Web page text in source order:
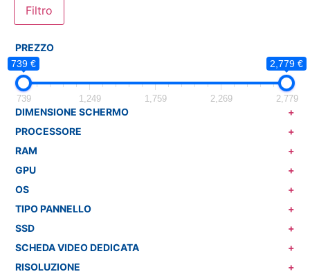
Filtro
PREZZO
739 € 2,779 €
739 1,249 1,759 2,269 2,779
DIMENSIONE SCHERMO
+
PROCESSORE
+
RAM
+
GPU
+
OS
+
TIPO PANNELLO
+
SSD
+
SCHEDA VIDEO DEDICATA
+
RISOLUZIONE
+